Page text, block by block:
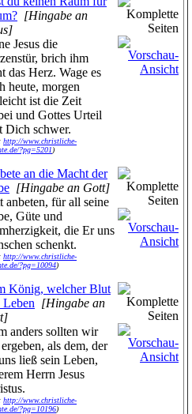
[Hingabe an
Jesus die
brich ihm
das Herz. Wage es
heute, morgen
ist die Zeit
und Gottes Urteil
Dich schwer.
http://www.christliche-
?pg=5201)
an die Macht der
[Hingabe an Gott]
anbeten, für all seine
Güte und
die Er uns
schenkt.
http://www.christliche-
?pg=10094)
König, welcher Blut
Leben [Hingabe an
anders sollten wir
als dem, der
ließ sein Leben,
Herrn Jesus
http://www.christliche-
?pg=10196)